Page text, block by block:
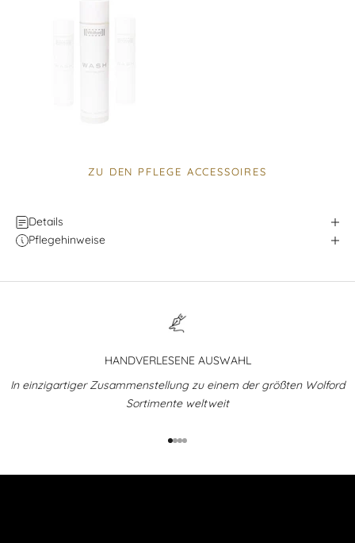
ZU DEN PFLEGE ACCESSOIRES
Details
Pflegehinweise
HANDVERLESENE AUSWAHL
In einzigartiger Zusammenstellung zu einem der größten Wolford
Sortimente weltweit
Gehe zu Element 1
Gehe zu Element 2
Gehe zu Element 3
Gehe zu Element 4